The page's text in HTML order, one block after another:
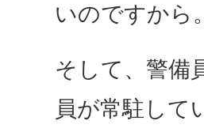
いのですから
そして、警備
員が常駐して